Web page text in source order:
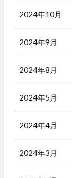
2024年10月
2024年9月
2024年8月
2024年5月
2024年4月
2024年3月